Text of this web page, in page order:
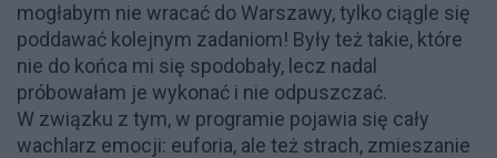
mogłabym nie wracać do Warszawy, tylko ciągle się
poddawać kolejnym zadaniom! Były też takie, które
nie do końca mi się spodobały, lecz nadal
próbowałam je wykonać i nie odpuszczać.
W związku z tym, w programie pojawia się cały
wachlarz emocji: euforia, ale też strach, zmieszanie